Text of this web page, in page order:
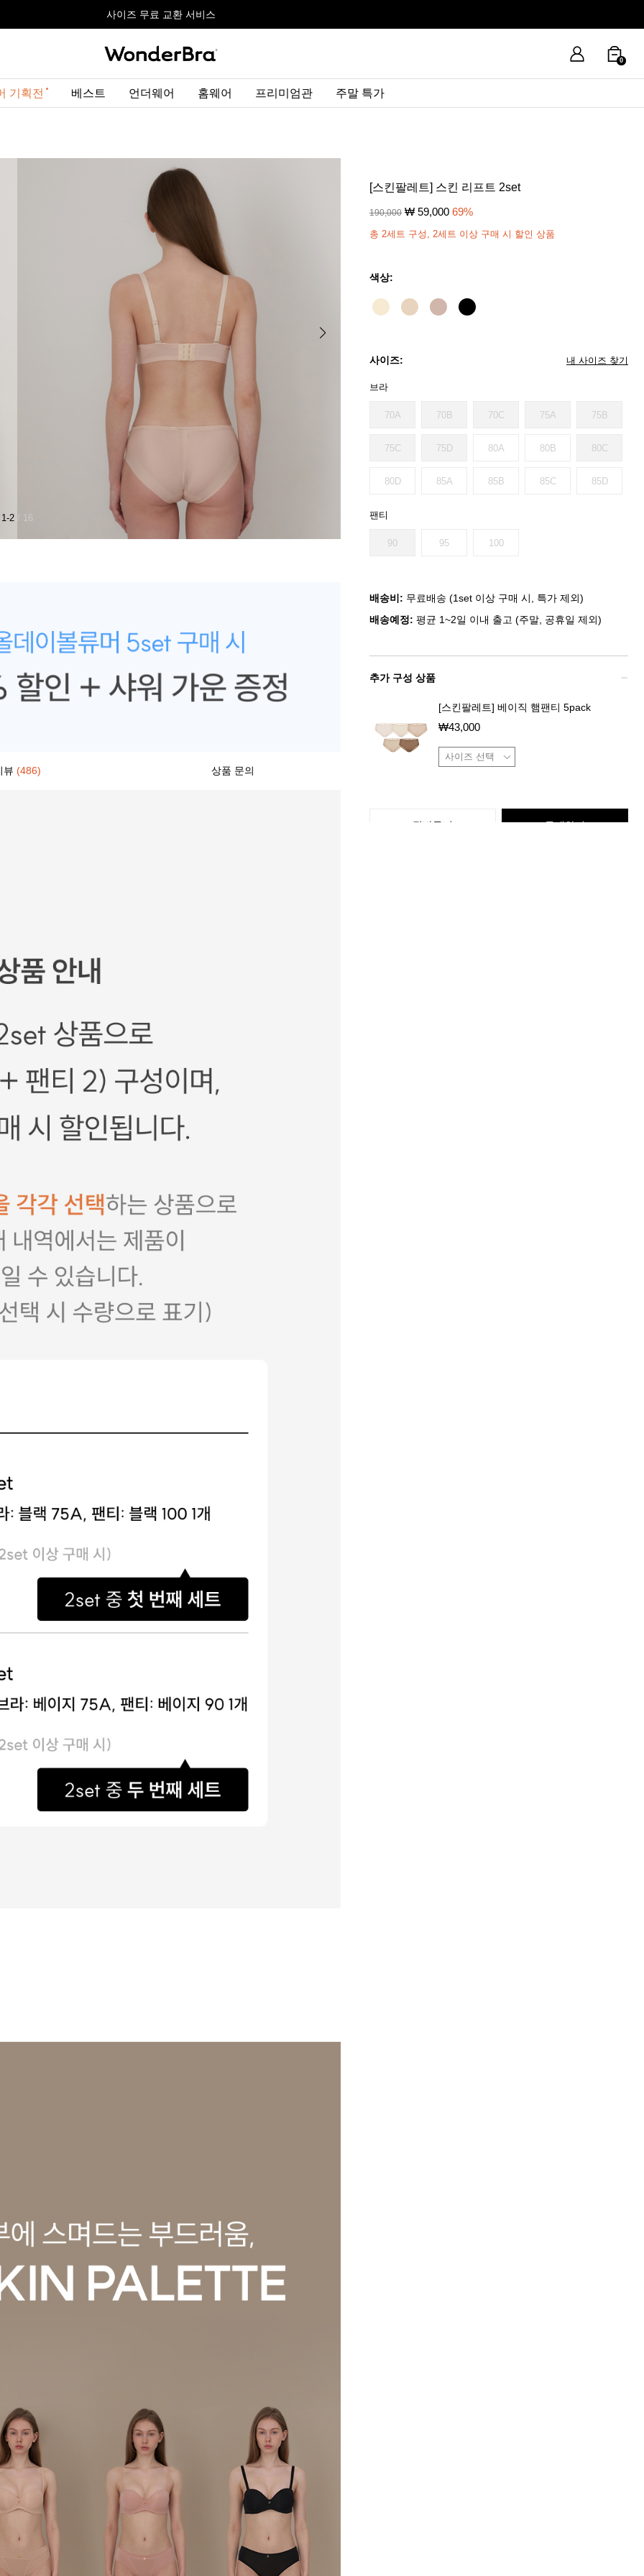
사이즈 무료 교환 서비스
올데이볼류머 기획전최대 10% 할인 쿠폰 + 사은품 증정
사이즈 무료 교환 서비스
올데이볼류머 기획전
0
기획전 베스트 언더웨어 홈웨어 프리미엄관 주말 특가
1-2 / 16
뷰 (486) 상품 문의
[스킨팔레트] 스킨 리프트 2set
190,000 ₩ 59,000 69%
총 2세트 구성, 2세트 이상 구매 시 할인 상품
색상:
사이즈: 내 사이즈 찾기
브라
70A 70B 70C 75A 75B
75C 75D 80A 80B 80C
80D 85A 85B 85C 85D
팬티
90 95 100
배송비: 무료배송 (1set 이상 구매 시, 특가 제외)
배송예정: 평균 1~2일 이내 출고 (주말, 공휴일 제외)
추가 구성 상품
[스킨팔레트] 베이직 햄팬티 5pack
₩43,000
장바구니 구매하기